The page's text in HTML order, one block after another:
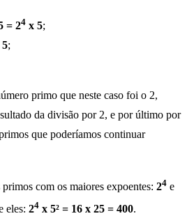
= 24 x 5;
5;
primo que neste caso foi o 2,
da divisão por 2, e por último por
que poderíamos continuar
com os maiores expoentes: 24 e
eles: 24 x 5² = 16 x 25 = 400.